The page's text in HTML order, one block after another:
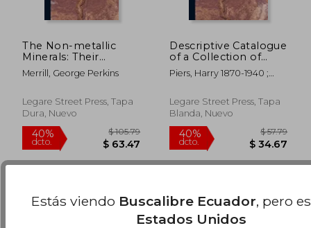
dcto. $ 32.27 dcto. $
The Non-metallic
Minerals: Their
Occurence And Uses
(en Inglés)
Merrill, George Perkins
Legare Street Press, Tapa
Dura, Nuevo
Descriptive Catalogue
of a Collection of
Economic Minerals of
Nova Scotia, Canada
Inglés)
Piers, Harry 1870-1940 ;
Public Works An
Legare Street Press, Tapa
Blanda, Nuevo
Estás viendo Buscalibre Ecuador, pero
Estados Unidos